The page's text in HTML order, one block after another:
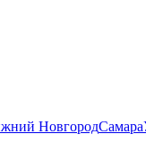
НовгородСамара